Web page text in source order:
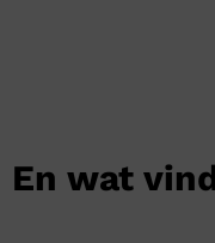
En wat